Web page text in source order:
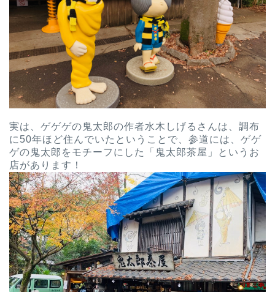
実は、ゲゲゲの鬼太郎の作者水木しげるさんは、調布
に50年ほど住んでいたということで、参道には、ゲゲ
ゲの鬼太郎をモチーフにした「鬼太郎茶屋」というお
店があります！